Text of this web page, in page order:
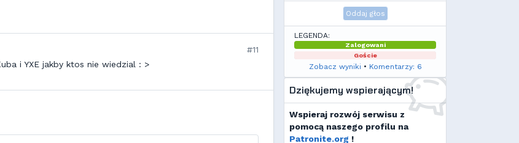
#11
i YXE jakby ktos nie wiedzial : >
Oddaj głos
LEGENDA:
Zalogowani
Goście
Zobacz wyniki • Komentarzy: 6
Dziękujemy wspierającym!
Wspieraj rozwój serwisu z
pomocą naszego profilu na
Patronite.org !